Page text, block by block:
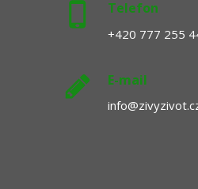
Telefon
+420 777 255
E-mail